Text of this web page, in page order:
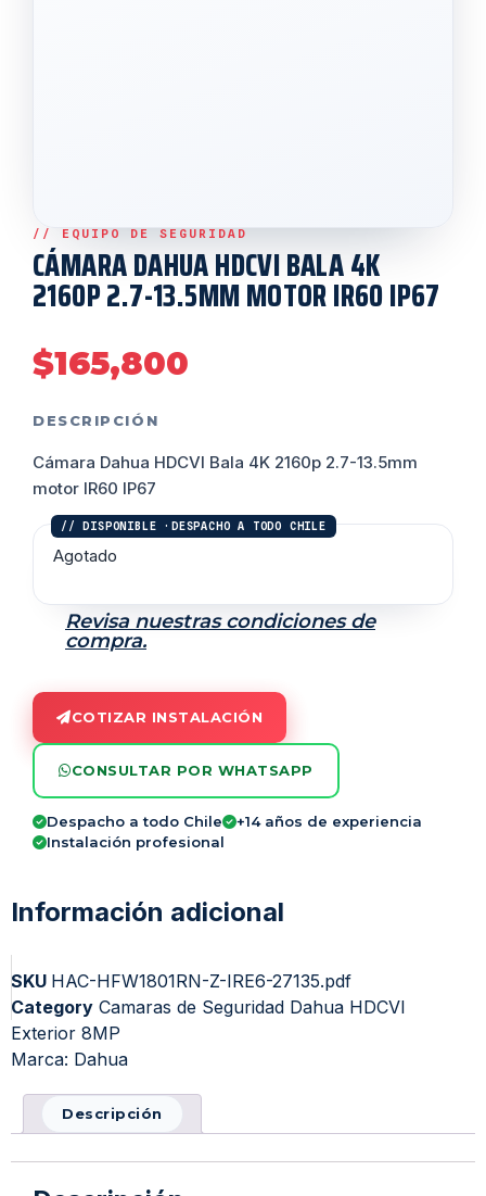
CÁMARA DAHUA HDCVI BALA 4K
2160P 2.7-13.5MM MOTOR IR60 IP67
$165,800
DESCRIPCIÓN
Cámara Dahua HDCVI Bala 4K 2160p 2.7-13.5mm
motor IR60 IP67
Agotado
Revisa nuestras condiciones de
compra.
COTIZAR INSTALACIÓN
CONSULTAR POR WHATSAPP
Despacho a todo Chile
+14 años de experiencia
Instalación profesional
Información adicional
SKU HAC-HFW1801RN-Z-IRE6-27135.pdf
Category Camaras de Seguridad Dahua HDCVI
Exterior 8MP
Marca: Dahua
Descripción